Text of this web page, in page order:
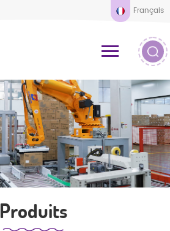
Français
Produits